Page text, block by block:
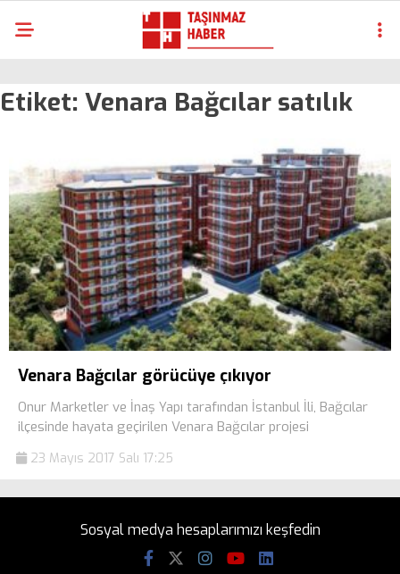
Etiket: Venara Bağcılar satılık
Venara Bağcılar görücüye çıkıyor
Onur Marketler ve İnaş Yapı tarafından İstanbul İli, Bağcılar
ilçesinde hayata geçirilen Venara Bağcılar projesi
23 Mayıs 2017 Salı 17:25
Sosyal medya hesaplarımızı keşfedin